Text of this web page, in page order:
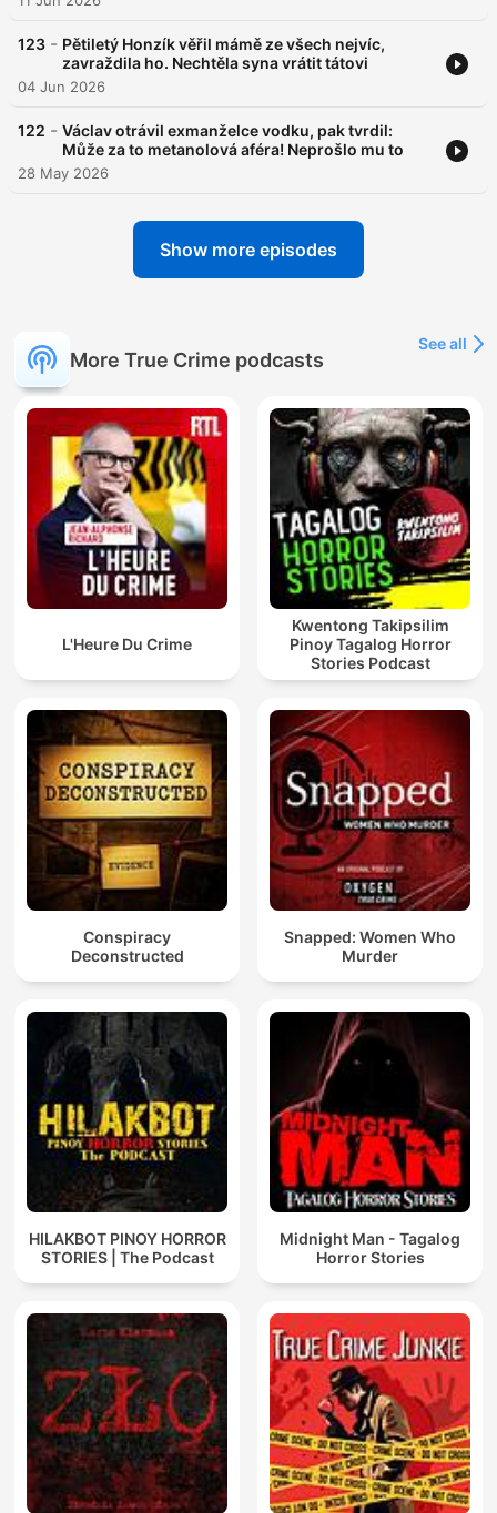
123 - Pětiletý Honzík věřil mámě ze všech nejvíc,
zavraždila ho. Nechtěla syna vrátit tátovi
04 Jun 2026
122 - Václav otrávil exmanželce vodku, pak tvrdil:
Může za to metanolová aféra! Neprošlo mu to
28 May 2026
Show more episodes
More True Crime podcasts
See all
L'Heure Du Crime
Kwentong Takipsilim
Pinoy Tagalog Horror
Stories Podcast
Conspiracy
Deconstructed
Snapped: Women Who
Murder
HILAKBOT PINOY HORROR
STORIES | The Podcast
Midnight Man - Tagalog
Horror Stories